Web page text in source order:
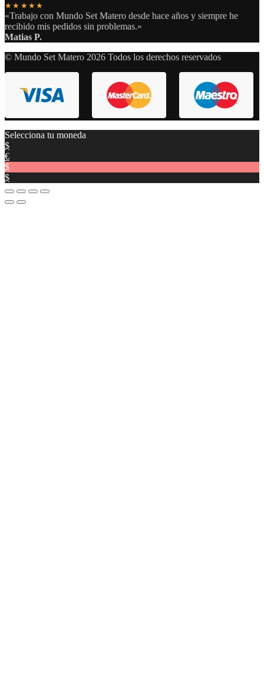
★★★★★
«Trabajo con Mundo Set Matero desde hace años y siempre he
recibido mis pedidos sin problemas.»
Matias P.
© Mundo Set Matero 2026 Todos los derechos reservados
Selecciona tu moneda
$
€
$
$